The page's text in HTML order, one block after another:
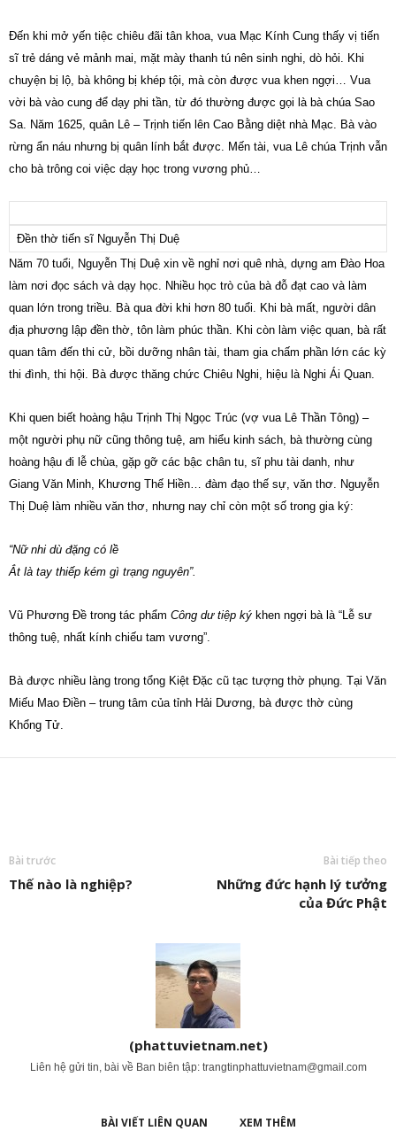
Đến khi mở yến tiệc chiêu đãi tân khoa, vua Mạc Kính Cung thấy vị tiến
sĩ trẻ dáng vẻ mảnh mai, mặt mày thanh tú nên sinh nghi, dò hỏi. Khi
chuyện bị lộ, bà không bị khép tội, mà còn được vua khen ngợi… Vua
vời bà vào cung để dạy phi tần, từ đó thường được gọi là bà chúa Sao
Sa. Năm 1625, quân Lê – Trịnh tiến lên Cao Bằng diệt nhà Mạc. Bà vào
rừng ẩn náu nhưng bị quân lính bắt được. Mến tài, vua Lê chúa Trịnh vẫn
cho bà trông coi việc dạy học trong vương phủ…
Đền thờ tiến sĩ Nguyễn Thị Duệ
Năm 70 tuổi, Nguyễn Thị Duệ xin về nghỉ nơi quê nhà, dựng am Đào Hoa
làm nơi đọc sách và dạy học. Nhiều học trò của bà đỗ đạt cao và làm
quan lớn trong triều. Bà qua đời khi hơn 80 tuổi. Khi bà mất, người dân
địa phương lập đền thờ, tôn làm phúc thần. Khi còn làm việc quan, bà rất
quan tâm đến thi cử, bồi dưỡng nhân tài, tham gia chấm phần lớn các kỳ
thi đình, thi hội. Bà được thăng chức Chiêu Nghi, hiệu là Nghi Ái Quan.
Khi quen biết hoàng hậu Trịnh Thị Ngọc Trúc (vợ vua Lê Thần Tông) –
một người phụ nữ cũng thông tuệ, am hiểu kinh sách, bà thường cùng
hoàng hậu đi lễ chùa, gặp gỡ các bậc chân tu, sĩ phu tài danh, như
Giang Văn Minh, Khương Thế Hiền… đàm đạo thế sự, văn thơ. Nguyễn
Thị Duệ làm nhiều văn thơ, nhưng nay chỉ còn một số trong gia ký:
“Nữ nhi dù đặng có lề
Ắt là tay thiếp kém gì trạng nguyên”.
Vũ Phương Đề trong tác phẩm Công dư tiệp ký khen ngợi bà là “Lễ sư
thông tuệ, nhất kính chiếu tam vương”.
Bà được nhiều làng trong tổng Kiệt Đặc cũ tạc tượng thờ phụng. Tại Văn
Miếu Mao Điền – trung tâm của tỉnh Hải Dương, bà được thờ cùng
Khổng Tử.
Bài trước
Thế nào là nghiệp?
Bài tiếp theo
Những đức hạnh lý tưởng
của Đức Phật
(phattuvietnam.net)
Liên hệ gửi tin, bài về Ban biên tập: trangtinphattuvietnam@gmail.com
BÀI VIẾT LIÊN QUAN XEM THÊM